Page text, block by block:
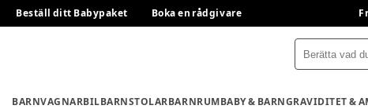
Beställ ditt Babypaket Boka en rådgivare
BARNVAGNARBILBARNSTOLARBARNRUMBABY & BARNGRAVIDITET &